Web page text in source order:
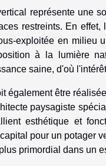
représente une
restreints. En
exploitée en
à la lumière
saine, d'où
également être
paysagiste
esthétique et
pour un potager
primordial dans un